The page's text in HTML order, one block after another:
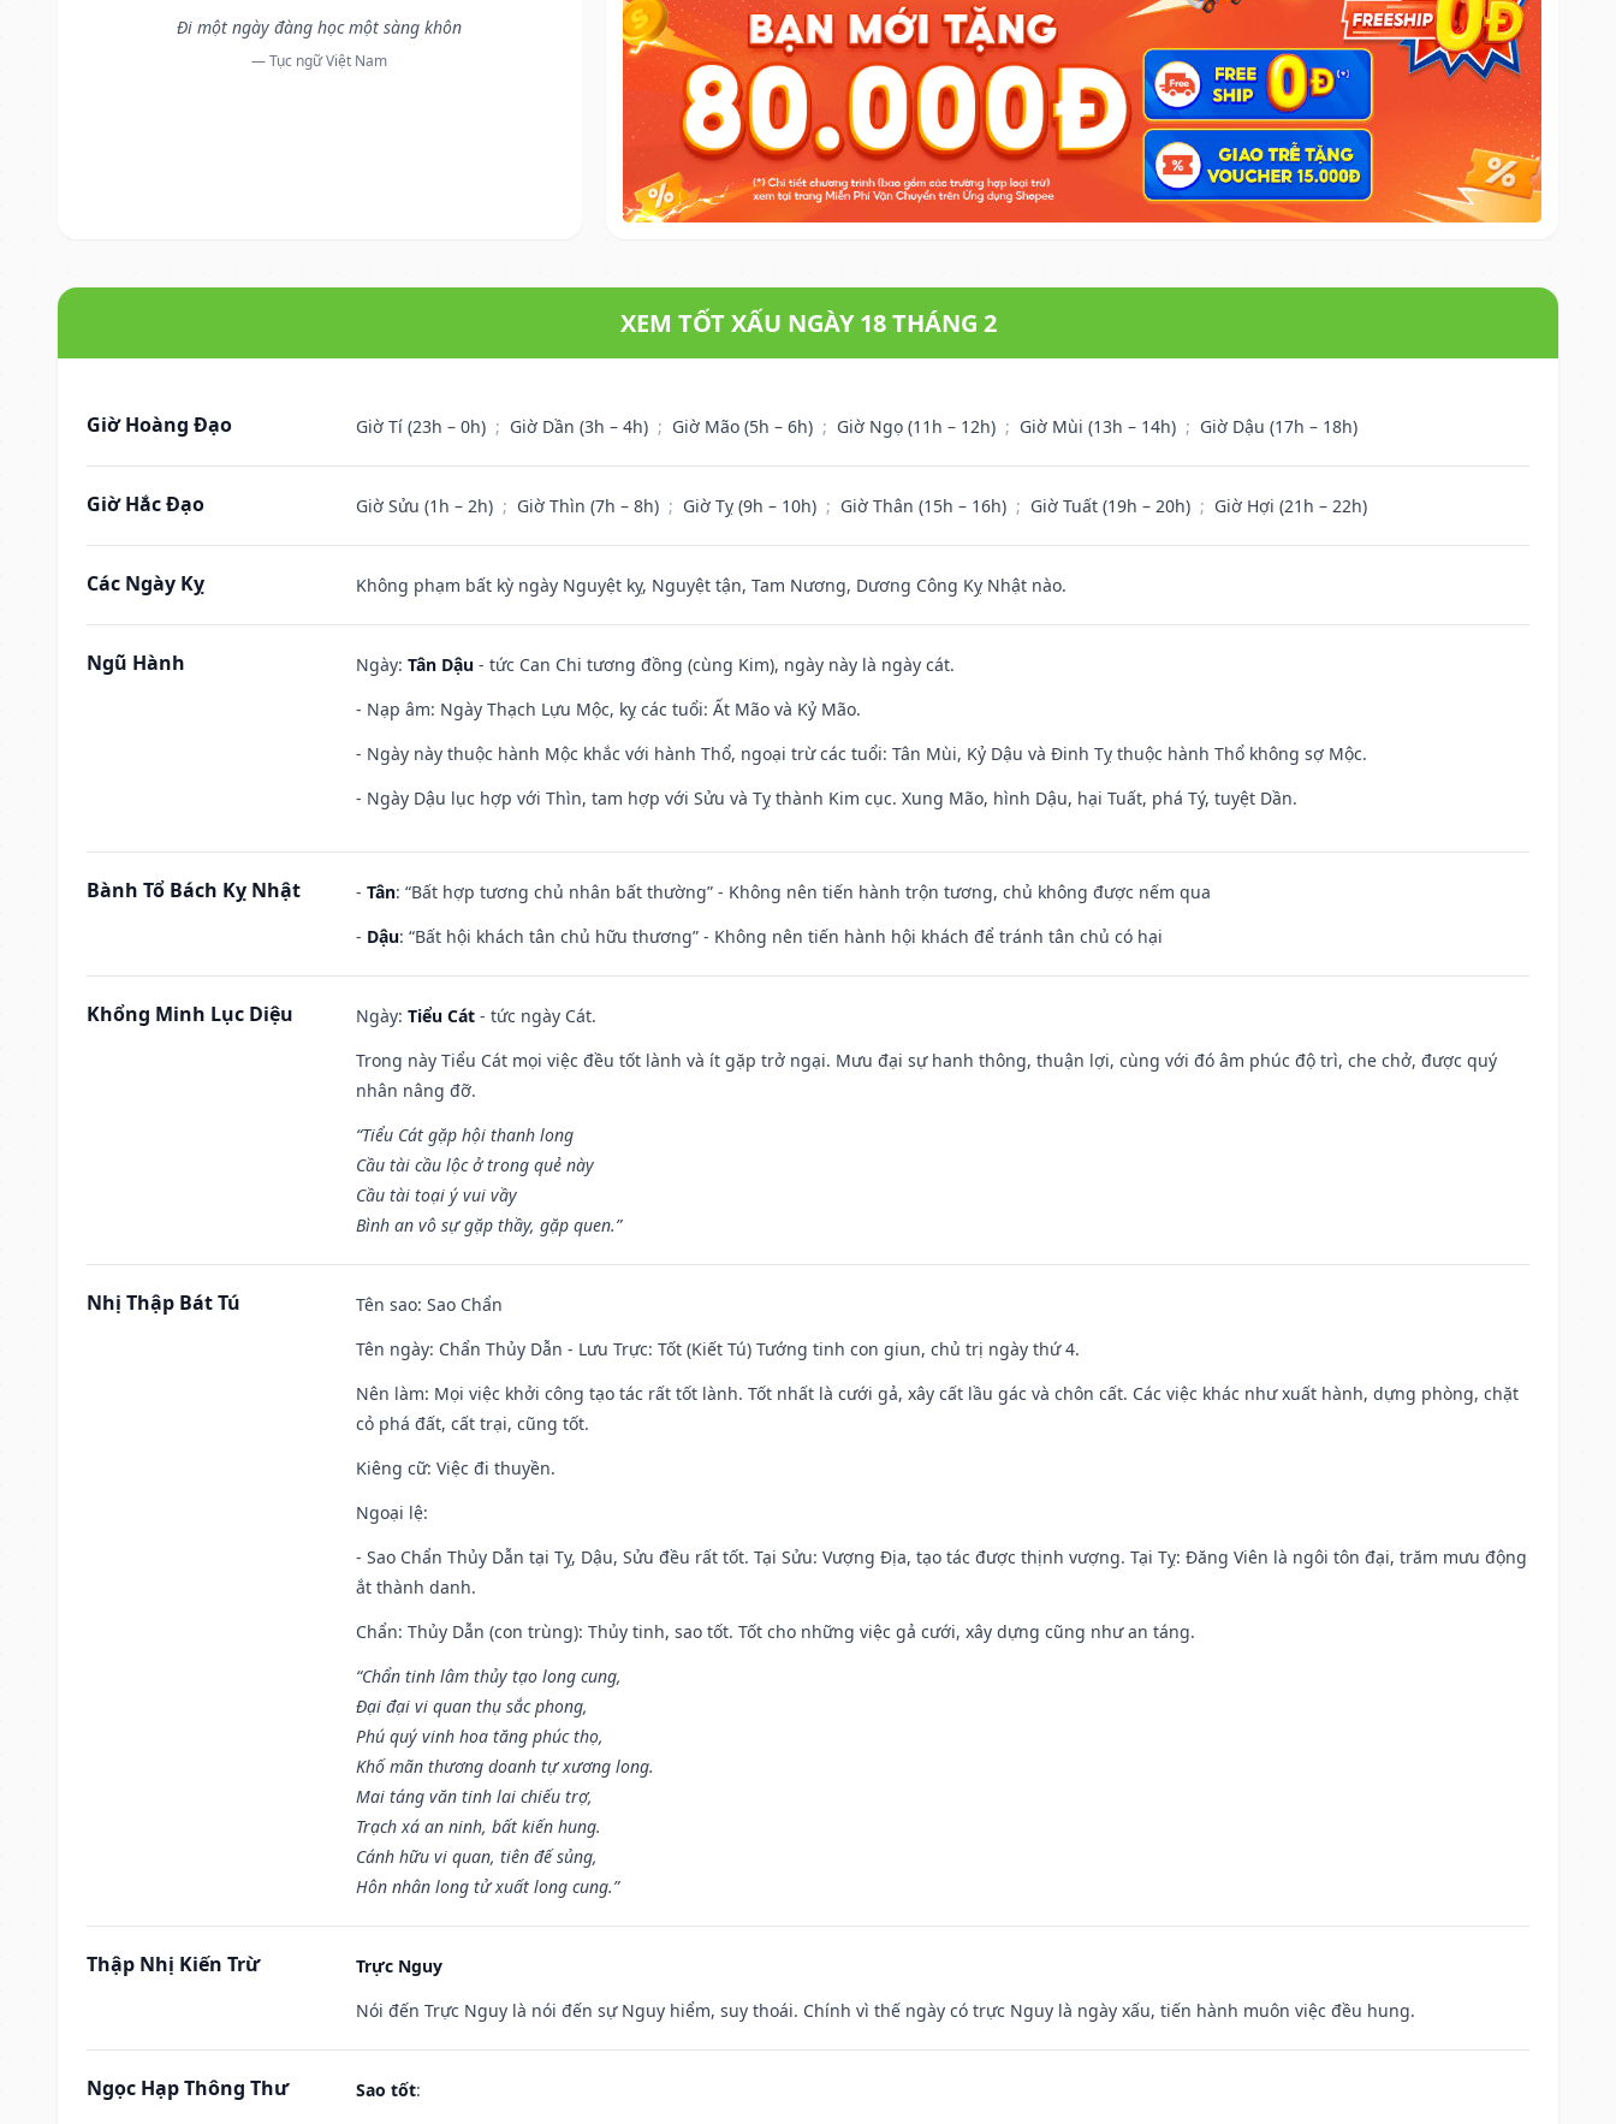
Đi một ngày đàng học một sàng khôn
— Tục ngữ Việt Nam
XEM TỐT XẤU NGÀY 18 THÁNG 2
Giờ Hoàng Đạo Giờ Tí (23h – 0h) ; Giờ Dần (3h – 4h) ; Giờ Mão (5h – 6h) ; Giờ Ngọ (11h – 12h) ; Giờ Mùi (13h – 14h) ; Giờ Dậu (17h – 18h)
Giờ Hắc Đạo Giờ Sửu (1h – 2h) ; Giờ Thìn (7h – 8h) ; Giờ Tỵ (9h – 10h) ; Giờ Thân (15h – 16h) ; Giờ Tuất (19h – 20h) ; Giờ Hợi (21h – 22h)
Các Ngày Kỵ Không phạm bất kỳ ngày Nguyệt kỵ, Nguyệt tận, Tam Nương, Dương Công Kỵ Nhật nào.
Ngũ Hành Ngày: Tân Dậu - tức Can Chi tương đồng (cùng Kim), ngày này là ngày cát.
- Nạp âm: Ngày Thạch Lựu Mộc, kỵ các tuổi: Ất Mão và Kỷ Mão.
- Ngày này thuộc hành Mộc khắc với hành Thổ, ngoại trừ các tuổi: Tân Mùi, Kỷ Dậu và Đinh Tỵ thuộc hành Thổ không sợ Mộc.
- Ngày Dậu lục hợp với Thìn, tam hợp với Sửu và Tỵ thành Kim cục. Xung Mão, hình Dậu, hại Tuất, phá Tý, tuyệt Dần.
Bành Tổ Bách Kỵ Nhật - Tân: “Bất hợp tương chủ nhân bất thường” - Không nên tiến hành trộn tương, chủ không được nếm qua
- Dậu: “Bất hội khách tân chủ hữu thương” - Không nên tiến hành hội khách để tránh tân chủ có hại
Khổng Minh Lục Diệu Ngày: Tiểu Cát - tức ngày Cát.
Trong này Tiểu Cát mọi việc đều tốt lành và ít gặp trở ngại. Mưu đại sự hanh thông, thuận lợi, cùng với đó âm phúc độ trì, che chở, được quý
nhân nâng đỡ.
“Tiểu Cát gặp hội thanh long
Cầu tài cầu lộc ở trong quẻ này
Cầu tài toại ý vui vầy
Bình an vô sự gặp thầy, gặp quen.”
Nhị Thập Bát Tú Tên sao: Sao Chẩn
Tên ngày: Chẩn Thủy Dẫn - Lưu Trực: Tốt (Kiết Tú) Tướng tinh con giun, chủ trị ngày thứ 4.
Nên làm: Mọi việc khởi công tạo tác rất tốt lành. Tốt nhất là cưới gả, xây cất lầu gác và chôn cất. Các việc khác như xuất hành, dựng phòng, chặt
cỏ phá đất, cất trại, cũng tốt.
Kiêng cữ: Việc đi thuyền.
Ngoại lệ:
- Sao Chẩn Thủy Dẫn tại Tỵ, Dậu, Sửu đều rất tốt. Tại Sửu: Vượng Địa, tạo tác được thịnh vượng. Tại Tỵ: Đăng Viên là ngôi tôn đại, trăm mưu động
ắt thành danh.
Chẩn: Thủy Dẫn (con trùng): Thủy tinh, sao tốt. Tốt cho những việc gả cưới, xây dựng cũng như an táng.
“Chẩn tinh lâm thủy tạo long cung,
Đại đại vi quan thụ sắc phong,
Phú quý vinh hoa tăng phúc thọ,
Khố mãn thương doanh tự xương long.
Mai táng văn tinh lai chiếu trợ,
Trạch xá an ninh, bất kiến hung.
Cánh hữu vi quan, tiên đế sủng,
Hôn nhân long tử xuất long cung.”
Thập Nhị Kiến Trừ
Trực Nguy
Nói đến Trực Nguy là nói đến sự Nguy hiểm, suy thoái. Chính vì thế ngày có trực Nguy là ngày xấu, tiến hành muôn việc đều hung.
Ngọc Hạp Thông Thư Sao tốt: